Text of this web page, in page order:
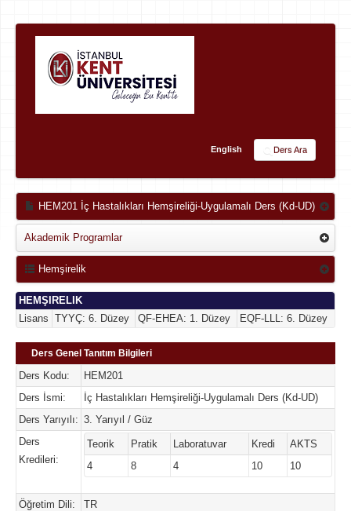
English Ders Ara
HEM201 İç Hastalıkları Hemşireliği-Uygulamalı Ders (Kd-UD)
Akademik Programlar
Hemşirelik
HEMŞIRELIK
Lisans TYYÇ: 6. Düzey QF-EHEA: 1. Düzey EQF-LLL: 6. Düzey
Ders Genel Tanıtım Bilgileri
Ders Kodu:
HEM201
Ders İsmi:
İç Hastalıkları Hemşireliği-Uygulamalı Ders (Kd-UD)
Ders Yarıyılı: 3. Yarıyıl / Güz
Ders
Kredileri:
Teorik Pratik Laboratuvar Kredi
AKTS
4
8 4 10 10
Öğretim Dili:
TR